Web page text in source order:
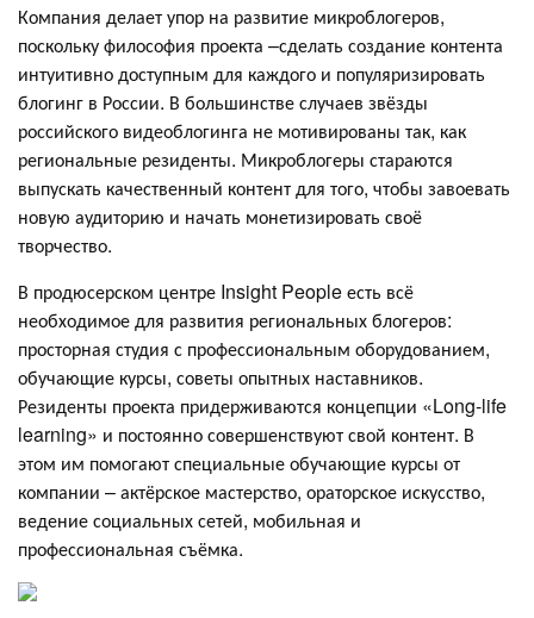
Компания делает упор на развитие микроблогеров,
поскольку философия проекта –сделать создание контента
интуитивно доступным для каждого и популяризировать
блогинг в России. В большинстве случаев звёзды
российского видеоблогинга не мотивированы так, как
региональные резиденты. Микроблогеры стараются
выпускать качественный контент для того, чтобы завоевать
новую аудиторию и начать монетизировать своё
творчество.
В продюсерском центре Insight People есть всё
необходимое для развития региональных блогеров:
просторная студия с профессиональным оборудованием,
обучающие курсы, советы опытных наставников.
Резиденты проекта придерживаются концепции «Long-life
learning» и постоянно совершенствуют свой контент. В
этом им помогают специальные обучающие курсы от
компании – актёрское мастерство, ораторское искусство,
ведение социальных сетей, мобильная и
профессиональная съёмка.